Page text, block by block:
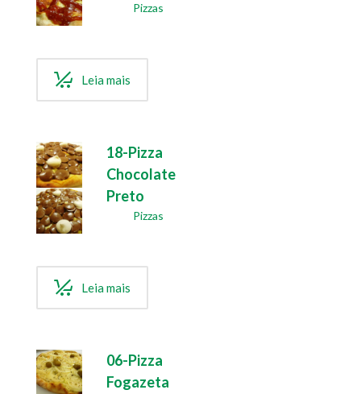
Pizzas
Leia mais
18-Pizza
Chocolate
Preto
Pizzas
Leia mais
06-Pizza
Fogazeta